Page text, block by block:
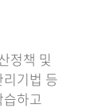
정책 및
기법 등
하고